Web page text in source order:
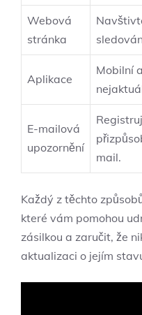
Webová
stránka
Aplikace
Mobilní
E-mailová
upozornění
mail.
Každý z těchto
které vám pomohou
zásilkou a zaručit, že
aktualizaci o jejím